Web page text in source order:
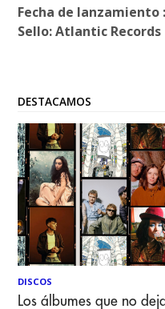
Fecha de lanzamiento
Sello: Atlantic Records
DESTACAMOS
DISCOS
Los álbumes que no